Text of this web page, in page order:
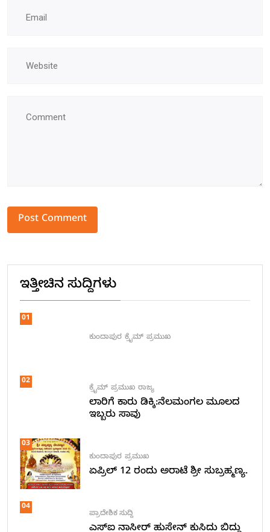
ಇತ್ತೀಚಿನ ಸುದ್ದಿಗಳು
01
ಕುಂದಾಪುರ ಕ್ರೈಮ್ ಪ್ರಮುಖ
02
ಕ್ರೈಮ್ ಪ್ರಮುಖ ರಾಜ್ಯ
ಲಾರಿಗೆ ಕಾರು ಡಿಕ್ಕಿ:ನೆಲಮಂಗಲ ಮೂಲದ
ಇಬ್ಬರು ಸಾವು
03
ಕುಂದಾಪುರ ಪ್ರಮುಖ
ಏಪ್ರಿಲ್ 12 ರಂದು ಅರಾಟೆ ಶ್ರೀ ಸುಬ್ರಹ್ಮಣ್ಯ.
04
ಪ್ರಾದೇಶಿಕ ಸುದ್ದಿ
ಎಸ್ಐ ನಾಸೀರ್ ಹುಸೇನ್ ಕುಸಿದು ಬಿದ್ದು